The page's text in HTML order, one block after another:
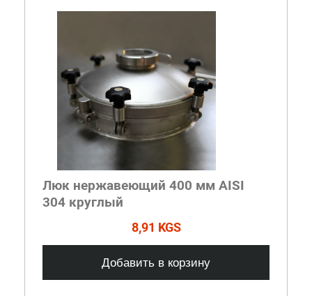
Люк нержавеющий 400 мм AISI
304 круглый
8,91 KGS
Добавить в корзину